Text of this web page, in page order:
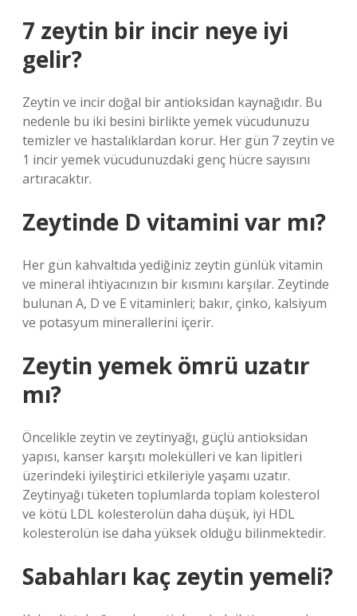
7 zeytin bir incir neye iyi
gelir?
Zeytin ve incir doğal bir antioksidan kaynağıdır. Bu
nedenle bu iki besini birlikte yemek vücudunuzu
temizler ve hastalıklardan korur. Her gün 7 zeytin ve
1 incir yemek vücudunuzdaki genç hücre sayısını
artıracaktır.
Zeytinde D vitamini var mı?
Her gün kahvaltıda yediğiniz zeytin günlük vitamin
ve mineral ihtiyacınızın bir kısmını karşılar. Zeytinde
bulunan A, D ve E vitaminleri; bakır, çinko, kalsiyum
ve potasyum minerallerini içerir.
Zeytin yemek ömrü uzatır
mı?
Öncelikle zeytin ve zeytinyağı, güçlü antioksidan
yapısı, kanser karşıtı molekülleri ve kan lipitleri
üzerindeki iyileştirici etkileriyle yaşamı uzatır.
Zeytinyağı tüketen toplumlarda toplam kolesterol
ve kötü LDL kolesterolün daha düşük, iyi HDL
kolesterolün ise daha yüksek olduğu bilinmektedir.
Sabahları kaç zeytin yemeli?